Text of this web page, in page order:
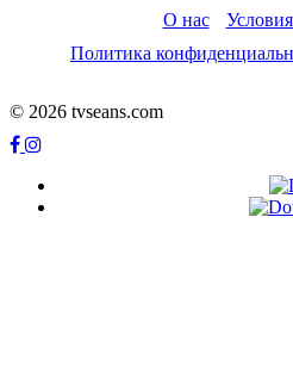
О нас
Политика
© 2026 tvseans.com